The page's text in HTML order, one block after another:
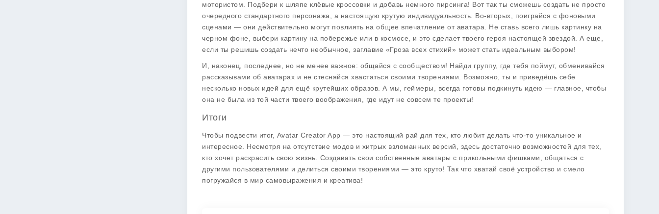
мотористом. Подбери к шляпе клёвые кроссовки и добавь немного пирсинга! Вот так ты сможешь создать не просто
очередного стандартного персонажа, а настоящую крутую индивидуальность. Во-вторых, поиграйся с фоновыми
сценами — они действительно могут повлиять на общее впечатление от аватара. Не ставь всего лишь картинку на
черном фоне, выбери картину на побережье или в космосе, и это сделает твоего героя настоящей звездой. А еще,
если ты решишь создать нечто необычное, заглавие «Гроза всех стихий» может стать идеальным выбором!
И, наконец, последнее, но не менее важное: общайся с сообществом! Найди группу, где тебя поймут, обменивайся
рассказывами об аватарах и не стесняйся хвастаться своими творениями. Возможно, ты и приведёшь себе
несколько новых идей для ещё крутейших образов. А мы, геймеры, всегда готовы подкинуть идею — главное, чтобы
она не была из той части твоего воображения, где идут не совсем те проекты!
Итоги
Чтобы подвести итог, Avatar Creator App — это настоящий рай для тех, кто любит делать что-то уникальное и
интересное. Несмотря на отсутствие модов и хитрых взломанных версий, здесь достаточно возможностей для тех,
кто хочет раскрасить свою жизнь. Создавать свои собственные аватары с прикольными фишками, общаться с
другими пользователями и делиться своими творениями — это круто! Так что хватай своё устройство и смело
погружайся в мир самовыражения и креатива!